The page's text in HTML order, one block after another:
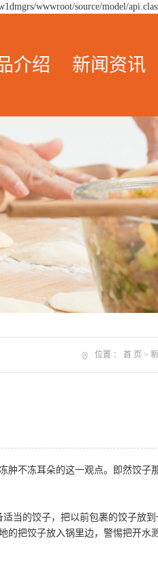
wwwroot/source/model/
介绍 新闻资讯
位置 ： 首 页 >
肿不冻耳朵的这一观点。即然饺子
当的饺子，把以前包裹的饺子放
把饺子放入锅里边，警惕把开水